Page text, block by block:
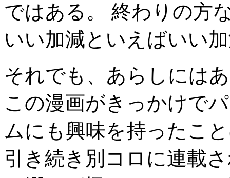
ではある。 終わりの方
いい加減といえばいい
それでも、あらしには
この漫画がきっかけで
ムにも興味を持ったこ
引き続き別コロに連載